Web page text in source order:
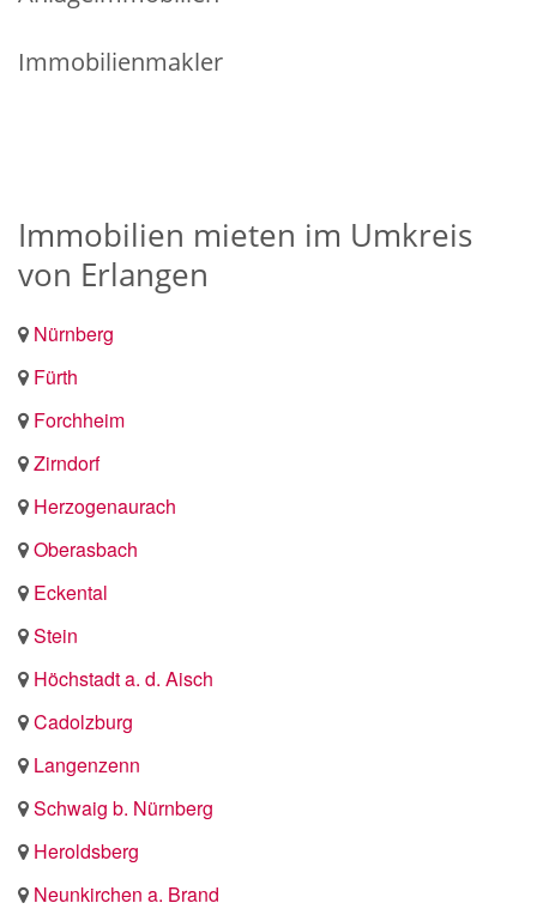
Immobilienmakler
Immobilien mieten im Umkreis
von Erlangen
Nürnberg
Fürth
Forchheim
Zirndorf
Herzogenaurach
Oberasbach
Eckental
Stein
Höchstadt a. d. Aisch
Cadolzburg
Langenzenn
Schwaig b. Nürnberg
Heroldsberg
Neunkirchen a. Brand